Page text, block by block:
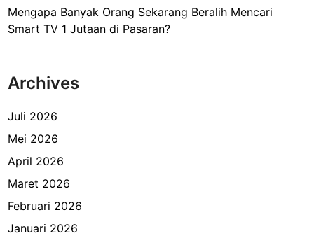
Mengapa Banyak Orang Sekarang Beralih Mencari
Smart TV 1 Jutaan di Pasaran?
Archives
Juli 2026
Mei 2026
April 2026
Maret 2026
Februari 2026
Januari 2026